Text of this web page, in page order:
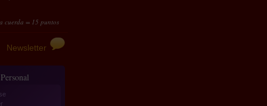
31 €
22.5 €
15 puntos ; Arenas del desierto Pro : kit completo = 120 puntos
Newsletter